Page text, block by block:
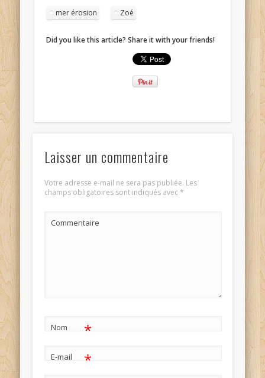
mer érosion Zoé
Did you like this article? Share it with your friends!
Laisser un commentaire
Votre adresse e-mail ne sera pas publiée. Les
champs obligatoires sont indiqués avec*
Commentaire
Nom *
E-mail *